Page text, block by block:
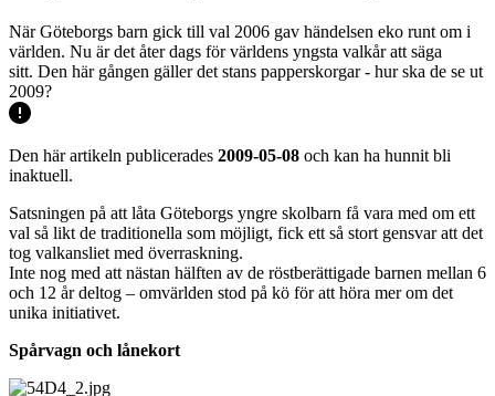
När Göteborgs barn gick till val 2006 gav händelsen eko runt om i
världen. Nu är det åter dags för världens yngsta valkår att säga
sitt. Den här gången gäller det stans papperskorgar - hur ska de se ut
2009?
Den här artikeln publicerades 2009-05-08 och kan ha hunnit bli
inaktuell.
Satsningen på att låta Göteborgs yngre skolbarn få vara med om ett
val så likt de traditionella som möjligt, fick ett så stort gensvar att det
tog valkansliet med överraskning.
Inte nog med att nästan hälften av de röstberättigade barnen mellan 6
och 12 år deltog – omvärlden stod på kö för att höra mer om det
unika initiativet.
Spårvagn och lånekort